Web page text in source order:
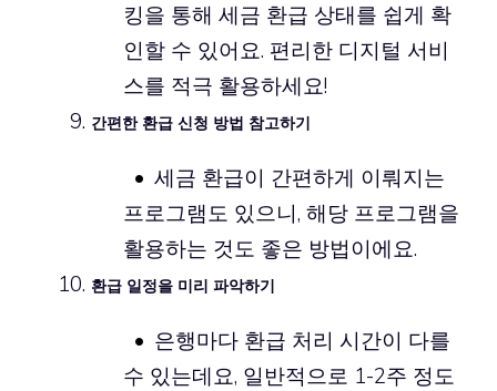
킹을 통해 세금 환급 상태를 쉽게 확
인할 수 있어요. 편리한 디지털 서비
스를 적극 활용하세요!
간편한 환급 신청 방법 참고하기
세금 환급이 간편하게 이뤄지는
프로그램도 있으니, 해당 프로그램을
활용하는 것도 좋은 방법이에요.
환급 일정을 미리 파악하기
은행마다 환급 처리 시간이 다를
수 있는데요, 일반적으로 1-2주 정도